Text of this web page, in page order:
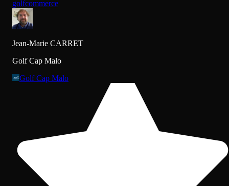
golfcommerce
Jean-Marie CARRET
Golf Cap Malo
Golf Cap Malo